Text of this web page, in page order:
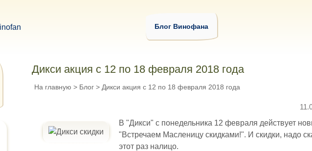
Блог Винофана
Дикси акция с 12 по 18 февраля 2018 года
На главную > Блог >Дикси акция с 12 по 18 февраля 2018 года
В "Дикси" с понедельника 12 февраля действует
"Встречаем Масленицу скидками!". И скидки, надо
этот раз налицо.